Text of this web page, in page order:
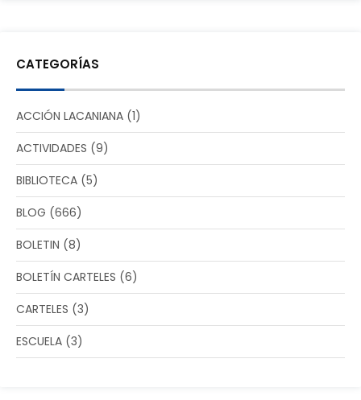
CATEGORÍAS
ACCIÓN LACANIANA (1)
ACTIVIDADES (9)
BIBLIOTECA (5)
BLOG (666)
BOLETIN (8)
BOLETÍN CARTELES (6)
CARTELES (3)
ESCUELA (3)